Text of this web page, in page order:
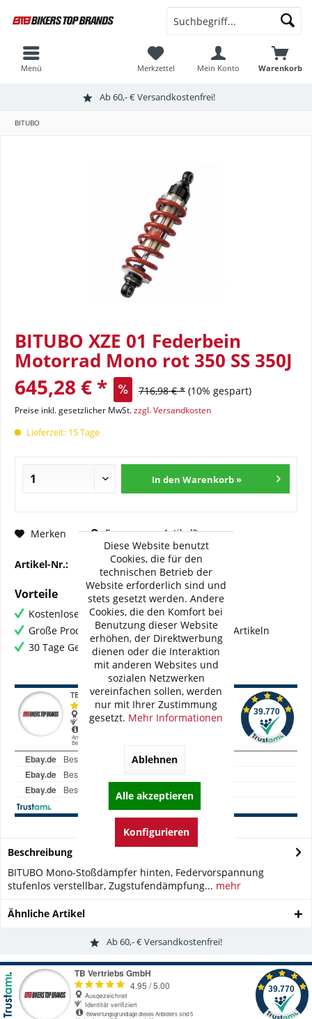
Ab 60,- € Versandkostenfrei!
Warenkorb
Merkzettel Mein Konto
Menü
BITUBO
BITUBO XZE 01 Federbein
Motorrad Mono rot 350 SS 350J
645,28 € * 716,98 € * (10% gespart)
Preise inkl. gesetzlicher MwSt.zzgl. Versandkosten
Lieferzeit: 15 Tage
In den Warenkorb »
Merken Fragen zum Artikel?
Artikel-Nr.: BI-D0013-XZE01
Vorteile
Kostenloser Versand ab € 60,- Bestellwert
Große Produktauswahl mit mehr als 80.000 Artikeln
30 Tage Geld-Zurück-Garantie
Beschreibung
BITUBO Mono-Stoßdämpfer hinten, Federvorspannung
stufenlos verstellbar, Zugstufendämpfung... mehr
Ähnliche Artikel
Ab 60,- € Versandkostenfrei!
Diese Website benutzt
Cookies, die für den
technischen Betrieb der
Website erforderlich sind und
stets gesetzt werden. Andere
Cookies, die den Komfort bei
Benutzung dieser Website
erhöhen, der Direktwerbung
dienen oder die Interaktion
mit anderen Websites und
sozialen Netzwerken
vereinfachen sollen, werden
nur mit Ihrer Zustimmung
gesetzt. Mehr Informationen
Ablehnen
Alle akzeptieren
Konfigurieren